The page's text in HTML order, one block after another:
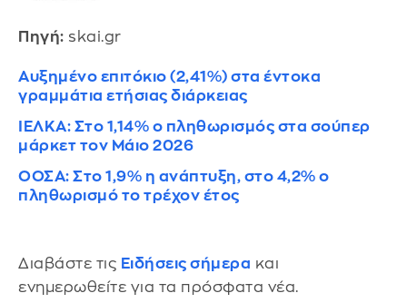
Πηγή: skai.gr
Αυξημένο επιτόκιο (2,41%) στα έντοκα
γραμμάτια ετήσιας διάρκειας
ΙΕΛΚΑ: Στο 1,14% ο πληθωρισμός στα σούπερ
μάρκετ τον Μάιο 2026
ΟΟΣΑ: Στο 1,9% η ανάπτυξη, στο 4,2% ο
πληθωρισμό το τρέχον έτος
Διαβάστε τις Ειδήσεις σήμερα και
ενημερωθείτε για τα πρόσφατα νέα.